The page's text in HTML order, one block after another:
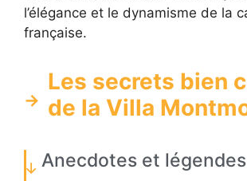
l’élégance et le dynamisme de la
française.
Les secrets bien
de la Villa
Anecdotes et légendes